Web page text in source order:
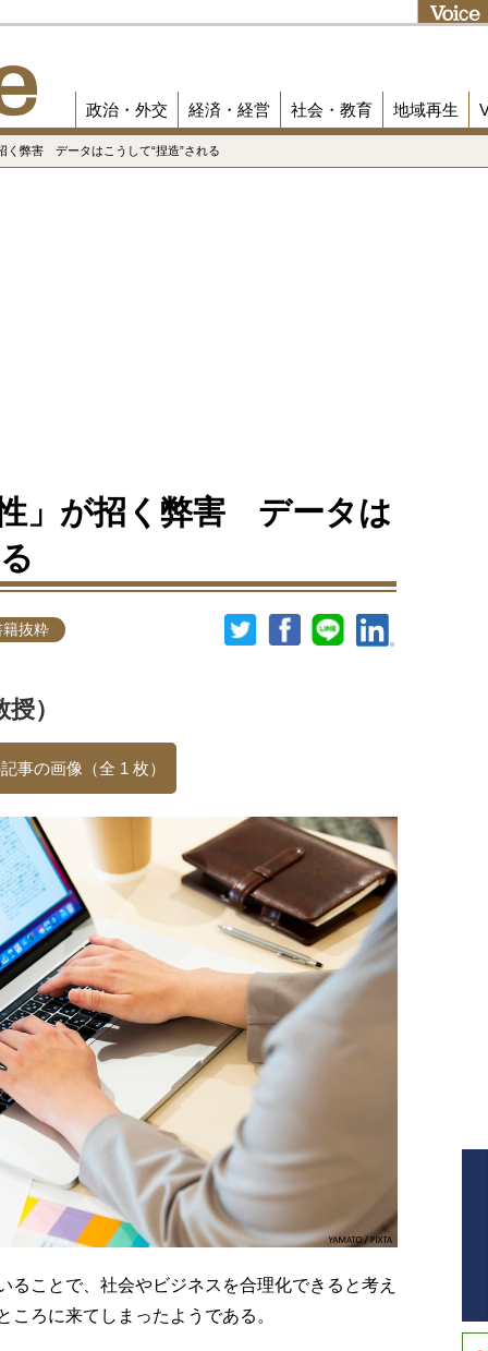
政治・外交 経済・経営 社会・教育 地域再生
く弊害 データはこうして“捏造”される
」が招く弊害 データは
籍抜粋
）
事の画像（全 1 枚）
ることで、社会やビジネスを合理化できると考え
ろに来てしまったようである。